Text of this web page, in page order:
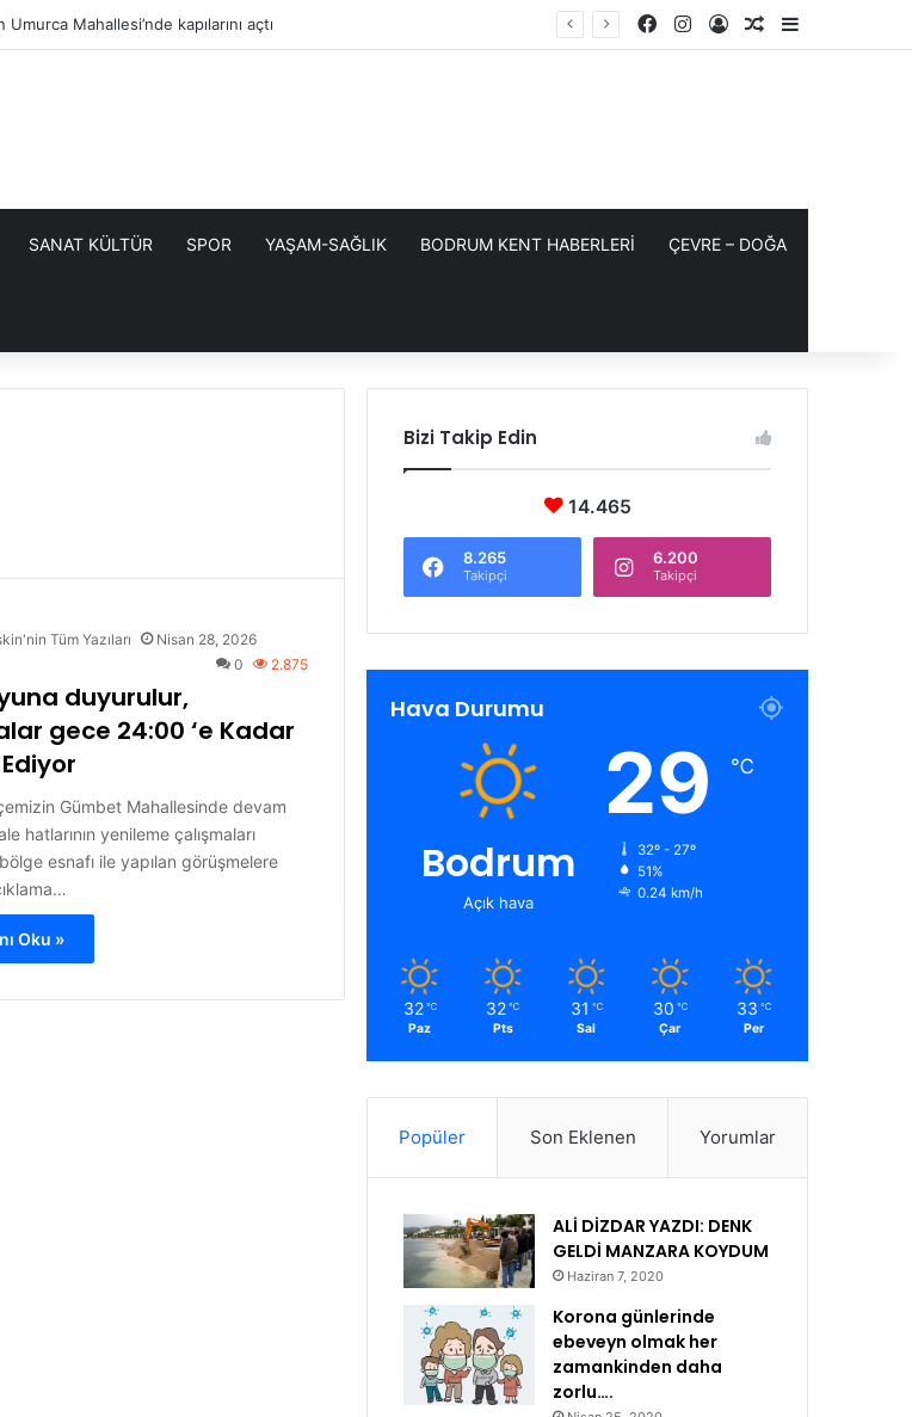
Mahallesi’nde kapılarını açtı Facebook
InstagramKayıt OlRastgele Makale
SANAT KÜLTÜR SPOR YAŞAM-SAĞLIK BODRUM KENT HABERLERİ ÇEVRE – DOĞA
Tüm Yazıları
Nisan 28, 2026
0
2.875
duyurulur,
gece 24:00 ‘e Kadar
Gümbet Mahallesinde devam
hatlarının yenileme çalışmaları
esnafı ile yapılan görüşmelere
Oku »
Bizi Takip Edin
14.465
8.265
Takipçi
6.200
Takipçi
Hava Durumu
Bodrum
Açık hava
29 ℃
32º - 27º
51%
0.24 km/h
32 ℃
Paz
32 ℃
Pts
31 ℃
Sal
30 ℃
Çar
33 ℃
Per
Popüler Son Eklenen Yorumlar
ALİ DİZDAR YAZDI: DENK
GELDİ MANZARA KOYDUM
Haziran 7, 2020
Korona günlerinde
ebeveyn olmak her
zamankinden daha
zorlu….